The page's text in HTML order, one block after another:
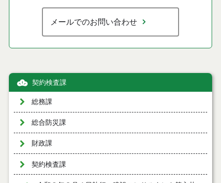
メールでのお問い合わせ
契約検査課
総務課
総合防災課
財政課
契約検査課